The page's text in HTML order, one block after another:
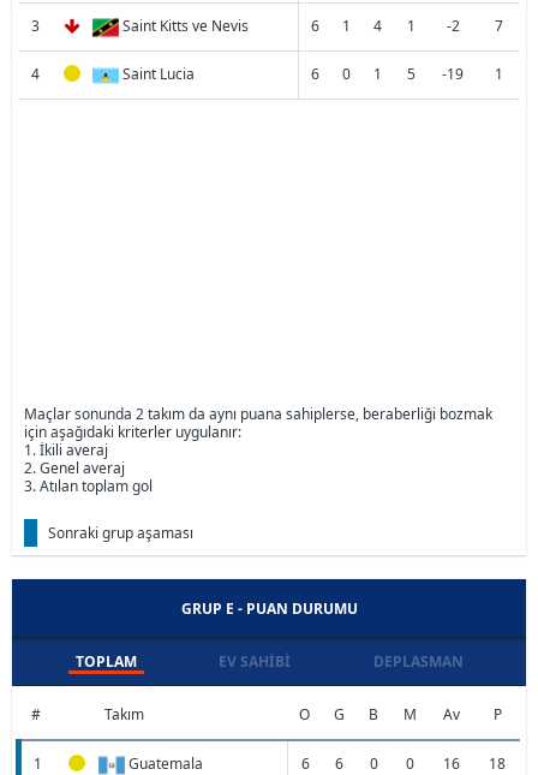
3 Saint Kitts ve Nevis 6 1 4 1 -2 7
4 Saint Lucia 6 0 1 5 -19 1
Maçlar sonunda 2 takım da aynı puana sahiplerse, beraberliği bozmak
için aşağıdaki kriterler uygulanır:
1. İkili averaj
2. Genel averaj
3. Atılan toplam gol
Sonraki grup aşaması
GRUP E - PUAN DURUMU
TOPLAM EV SAHIBI DEPLASMAN
# Takım O G B M Av P
1 Guatemala 6 6 0 0 16 18